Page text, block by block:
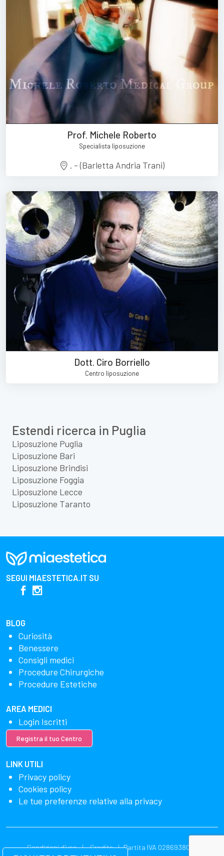
Prof. Michele Roberto
Specialista liposuzione
. - (Barletta Andria Trani)
Dott. Ciro Borriello
Centro liposuzione
Estendi ricerca in Puglia
Liposuzione Puglia
Liposuzione Bari
Liposuzione Brindisi
Liposuzione Foggia
Liposuzione Lecce
Liposuzione Taranto
SEGUI MIAESTETICA.IT SU
BLOG
Curiosità
Benessere
Consigli medici
Procedure Chirurgiche
Procedure Estetiche
AREA MEDICI
Login Iscritti
Registra il tuo Centro
LINK UTILI
Privacy policy
Cookies policy
Le tue preferenze relative alla privacy
Condizioni d'uso Credits Partita IVA 02869380549